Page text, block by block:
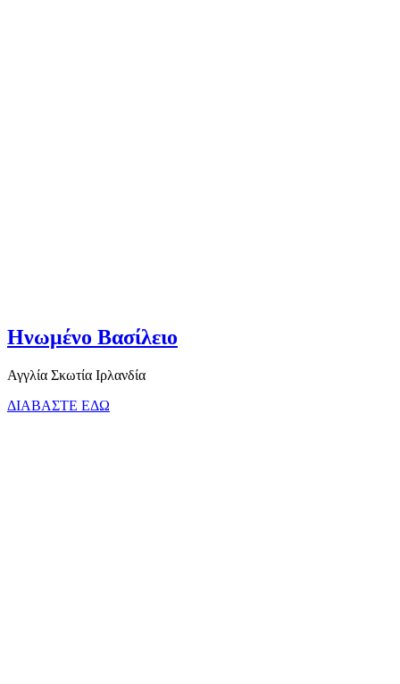
Ηνωμένο Βασίλειο
Αγγλία Σκωτία Ιρλανδία
ΔΙΑΒΑΣΤΕ ΕΔΩ